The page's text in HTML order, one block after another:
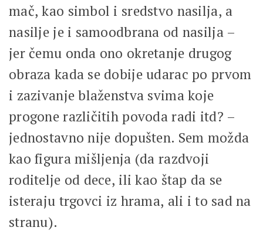
mač, kao simbol i sredstvo nasilja, a
nasilje je i samoodbrana od nasilja –
jer čemu onda ono okretanje drugog
obraza kada se dobije udarac po prvom
i zazivanje blaženstva svima koje
progone različitih povoda radi itd? –
jednostavno nije dopušten. Sem možda
kao figura mišljenja (da razdvoji
roditelje od dece, ili kao štap da se
isteraju trgovci iz hrama, ali i to sad na
stranu).